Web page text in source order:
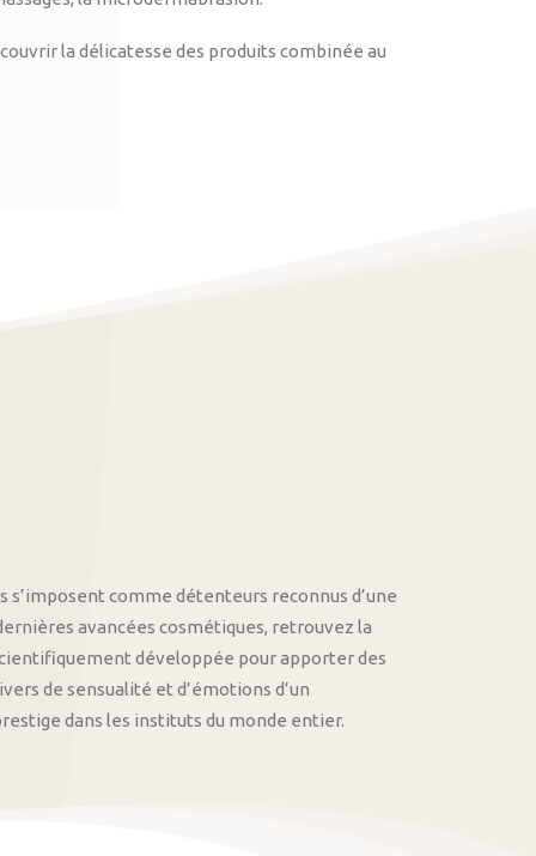
la délicatesse des produits combinée au
s’imposent comme détenteurs reconnus d’une
avancées cosmétiques, retrouvez la
développée pour apporter des
de sensualité et d’émotions d’un
dans les instituts du monde entier.